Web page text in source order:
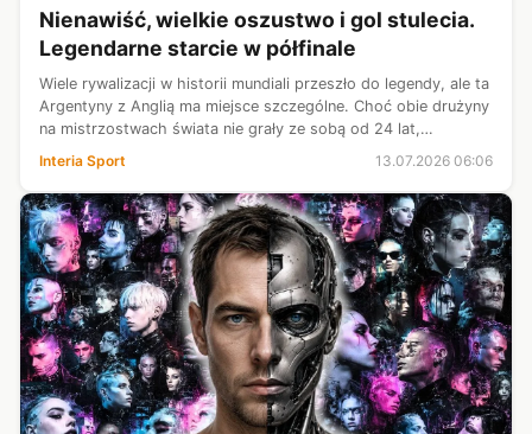
Nienawiść, wielkie oszustwo i gol stulecia.
Legendarne starcie w półfinale
Wiele rywalizacji w historii mundiali przeszło do legendy, ale ta
Argentyny z Anglią ma miejsce szczególne. Choć obie drużyny
na mistrzostwach świata nie grały ze sobą od 24 lat,
zawsze zmieniły his...
Interia Sport 13.07.2026 06:06